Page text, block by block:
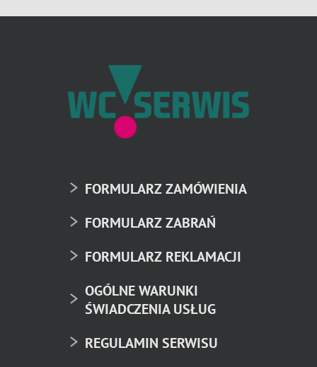
FORMULARZ ZAMÓWIENIA
FORMULARZ ZABRAŃ
FORMULARZ REKLAMACJI
OGÓLNE WARUNKI
ŚWIADCZENIA USŁUG
REGULAMIN SERWISU